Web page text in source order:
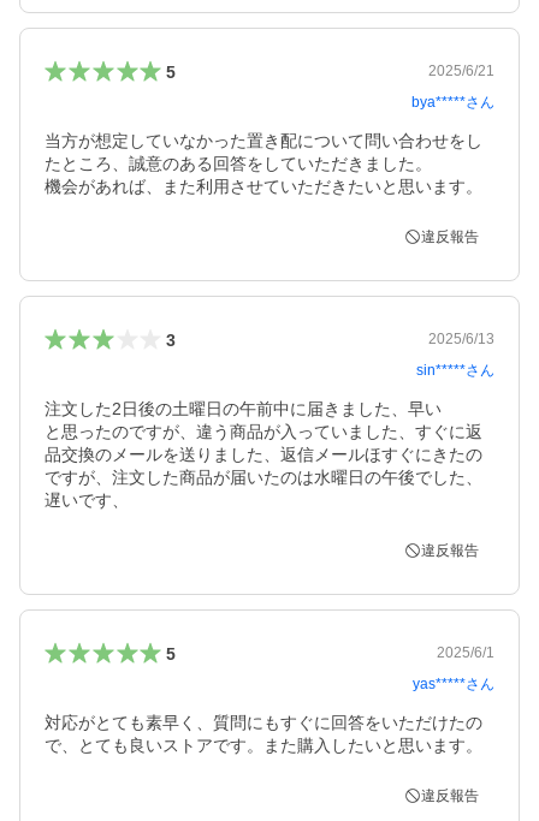
5
2025/6/21
bya*****さん
当方が想定していなかった置き配について問い合わせをし
たところ、誠意のある回答をしていただきました。
機会があれば、また利用させていただきたいと思います。
違反報告
3
2025/6/13
sin*****さん
注文した2日後の土曜日の午前中に届きました、早い
と思ったのですが、違う商品が入っていました、すぐに返
品交換のメールを送りました、返信メールほすぐにきたの
ですが、注文した商品が届いたのは水曜日の午後でした、
遅いです、
違反報告
5
2025/6/1
yas*****さん
対応がとても素早く、質問にもすぐに回答をいただけたの
で、とても良いストアです。また購入したいと思います。
違反報告